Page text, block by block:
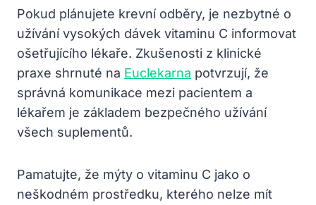
Pokud plánujete krevní odběry, je nezbytné o
užívání vysokých dávek vitaminu C informovat
ošetřujícího lékaře. Zkušenosti z klinické
praxe shrnuté na Euclekarna potvrzují, že
správná komunikace mezi pacientem a
lékařem je základem bezpečného užívání
všech suplementů.
Pamatujte, že mýty o vitaminu C jako o
neškodném prostředku, kterého nelze mít